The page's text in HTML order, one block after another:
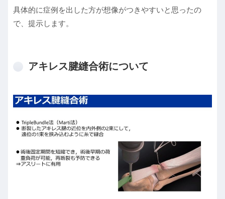
具体的に症例を出した方が想像がつきやすいと思ったの
で、提示します。
アキレス腱縫合術について